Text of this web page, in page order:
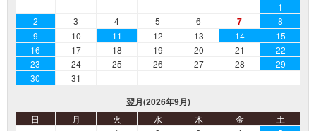
1
2
3 4 5 6 7
8
9
10 11 12 13 14
15
16
17 18 19 20 21
22
23
24 25 26 27 28
29
30
31
翌月(2026年9月)
日 月 火 水 木 金
土